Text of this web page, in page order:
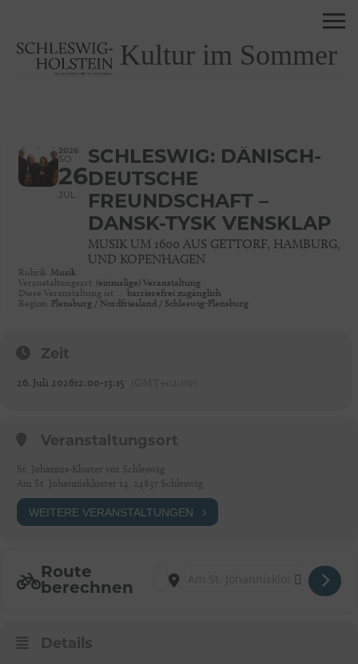
Kultur im Sommer
2026
SO
26
JUL
SCHLESWIG: DÄNISCH-
DEUTSCHE
FREUNDSCHAFT –
DANSK-TYSK VENSKLAP
MUSIK UM 1600 AUS GETTORF, HAMBURG,
UND KOPENHAGEN
Rubrik Musik
Veranstaltungsart (einmalige) Veranstaltung
Diese Veranstaltung ist … barrierefrei zugänglich
Region Flensburg / Nordfriesland / Schleswig-Flensburg
Zeit
26. Juli 202612:00-13:15
Veranstaltungsort
St. Johannis-Kloster vor Schleswig
Am St. Johanniskloster 14, 24837 Schleswig
WEITERE VERANSTALTUNGEN
Route
berechnen
Address - SCHLESWIG: DÄNISCH-
Destination Address -
Details